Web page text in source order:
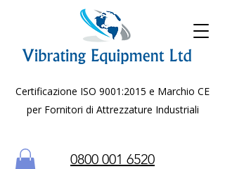
Certificazione ISO 9001:2015 e Marchio CE
per Fornitori di Attrezzature Industriali
0800 001 6520